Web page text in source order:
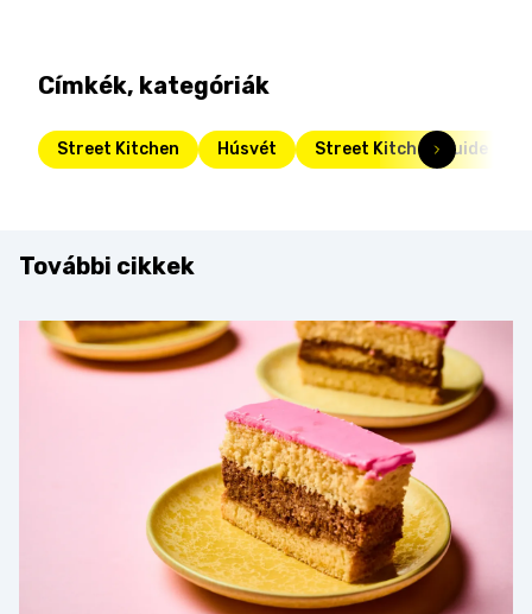
Címkék, kategóriák
Street Kitchen Húsvét Street Kitchen Guide
További cikkek